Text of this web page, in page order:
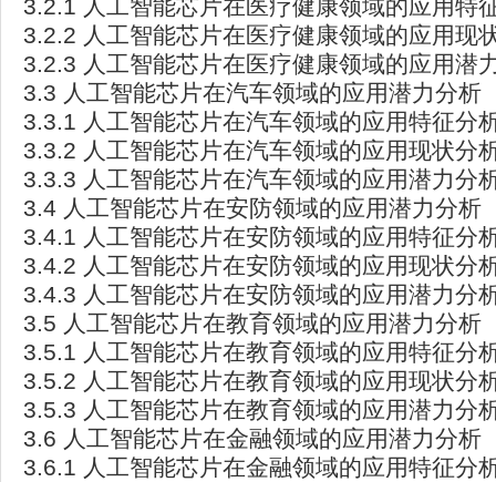
3.2.1 人工智能芯片在医疗健康领域的应用特
3.2.2 人工智能芯片在医疗健康领域的应用现
3.2.3 人工智能芯片在医疗健康领域的应用潜
3.3 人工智能芯片在汽车领域的应用潜力分析
3.3.1 人工智能芯片在汽车领域的应用特征分
3.3.2 人工智能芯片在汽车领域的应用现状分
3.3.3 人工智能芯片在汽车领域的应用潜力分
3.4 人工智能芯片在安防领域的应用潜力分析
3.4.1 人工智能芯片在安防领域的应用特征分
3.4.2 人工智能芯片在安防领域的应用现状分
3.4.3 人工智能芯片在安防领域的应用潜力分
3.5 人工智能芯片在教育领域的应用潜力分析
3.5.1 人工智能芯片在教育领域的应用特征分
3.5.2 人工智能芯片在教育领域的应用现状分
3.5.3 人工智能芯片在教育领域的应用潜力分
3.6 人工智能芯片在金融领域的应用潜力分析
3.6.1 人工智能芯片在金融领域的应用特征分